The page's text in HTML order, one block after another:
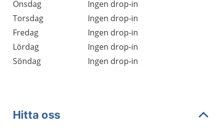
Onsdag
Ingen drop-in
Torsdag
Ingen drop-in
Fredag
Ingen drop-in
Lördag
Ingen drop-in
Söndag
Ingen drop-in
Hitta oss